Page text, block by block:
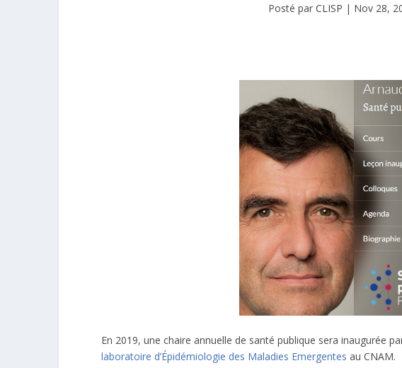
Posté par CLISP | Nov 28,
En 2019, une chaire annuelle de santé publique sera inaugurée
laboratoire d’Épidémiologie des Maladies Emergentes au CNAM.